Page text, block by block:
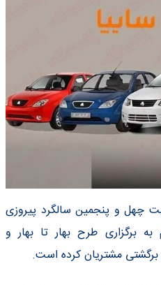
چهل و پنجمین سالگرد پیروزی
به برگزاری طرح بهار تا بهار و
مشتریان کرده است.